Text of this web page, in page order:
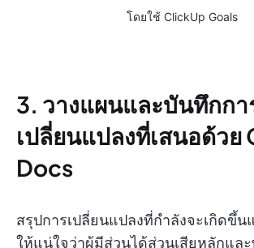
โดยใช้ ClickUp Goals
3. วางแผนและบันทึกกา
เปลี่ยนแปลงที่เสนอด้วย
Docs
สรุปการเปลี่ยนแปลงที่กำลังจะเกิดขึ้น
ให้แน่ใจว่าผู้มีส่วนได้ส่วนเสียหลักแล